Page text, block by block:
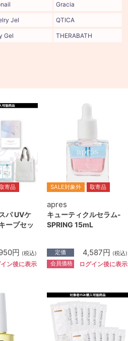
Gracia
Jel QTICA
Gel THERABATH
寄品
パ UVケ
ープセッ
円 (税込)
ン後に表示
SALE対象外 取寄品
apres
キューティクルセラム-
SPRING 15mL
定価 4,587円 (税込)
会員価格 ログイン後に表示